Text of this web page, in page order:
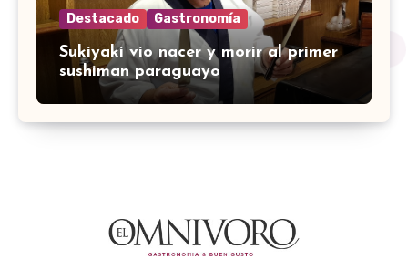
Destacado Gastronomía
Sukiyaki vio nacer y morir al primer
sushiman paraguayo